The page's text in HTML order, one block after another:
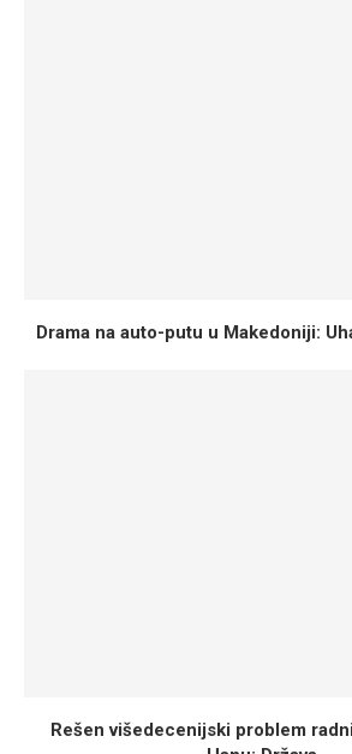
Drama na auto-putu u Makedoniji:
Rešen višedecenijski problem